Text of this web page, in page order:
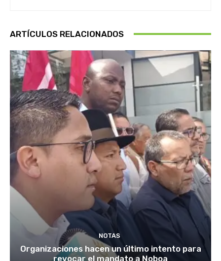
ARTÍCULOS RELACIONADOS
NOTAS
Organizaciones hacen un último intento para
revocar el mandato a Noboa